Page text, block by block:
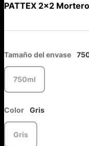
PATTEX 2x2
Tamaño del envase
750ml
Color Gris
Gris